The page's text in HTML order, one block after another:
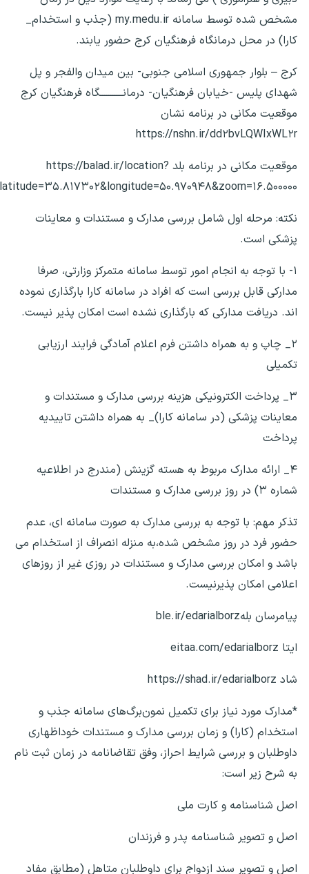
مشخص شده توسط سامانه my.medu.ir (جذب و استخدام_
کارا) در محل درمانگاه فرهنگیان کرج حضور یابند.
کرج – بلوار جمهوری اسلامی جنوبی- بین میدان والفجر و پل
شهدای پلیس -خیابان فرهنگیان- درمانـــــــــــگاه فرهنگیان کرج
موقعیت مکانی در برنامه نشان
https://nshn.ir/dd۲bvLQWIxWL۲r
موقعیت مکانی در برنامه بلد https://balad.ir/location?
latitude=۳۵.۸۱۷۳۰۲&longitude=۵۰.۹۷۰۹۴۸&zoom=۱۶.۵۰۰۰۰۰
نکته: مرحله اول شامل بررسی مدارک و مستندات و معاینات
پزشکی است.
۱- با توجه به انجام امور توسط سامانه متمرکز وزارتی، صرفا
مدارکی قابل بررسی است که افراد در سامانه کارا بارگذاری نموده
اند. دریافت مدارکی که بارگذاری نشده است امکان پذیر نیست.
۲_ چاپ و به همراه داشتن فرم اعلام آمادگی فرایند ارزیابی
تکمیلی
۳_ پرداخت الکترونیکی هزینه بررسی مدارک و مستندات و
معاینات پزشکی (در سامانه کارا)_ به همراه داشتن تاییدیه
پرداخت
۴_ ارائه مدارک مربوط به هسته گزینش (مندرج در اطلاعیه
شماره ۳) در روز بررسی مدارک و مستندات
تذکر مهم: با توجه به بررسی مدارک به صورت سامانه ای، عدم
حضور فرد در روز مشخص شده،به منزله انصراف از استخدام می
باشد و امکان بررسی مدارک و مستندات در روزی غیر از روزهای
اعلامی امکان پذیر‌نیست.
پیامرسان بلهble.ir/edarialborz
ایتا eitaa.com/edarialborz
شاد https://shad.ir/edarialborz
*مدارک مورد نیاز برای تکمیل نمون‌برگ‌های سامانه جذب و
استخدام (کارا) و زمان بررسی مدارک و مستندات خوداظهاری
داوطلبان و بررسی شرایط احراز، وفق تقاضانامه در زمان ثبت نام
به شرح زیر است:
اصل شناسنامه و کارت ملی
اصل و تصویر شناسنامه پدر و فرزندان
اصل و تصویر سند ازدواج برای داوطلبان متاهل (مطابق مفاد